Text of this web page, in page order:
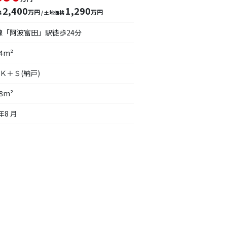
2,400万円/ 土地価格 1,290万円
「阿波富田」駅徒歩24分
＋Ｓ(納戸)
8 月